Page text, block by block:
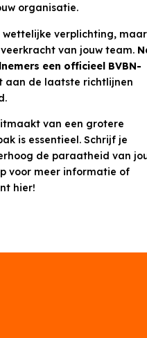
organisatie.
wettelijke verplichting, maar
van jouw team.
een officieel BVBN-
aan de laatste richtlijnen
van een grotere
is essentieel. Schrijf je
de paraatheid van
voor meer informatie of
hier!